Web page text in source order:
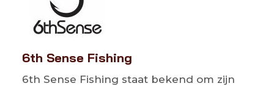
6th Sense Fishing
6th Sense Fishing staat bekend om zijn